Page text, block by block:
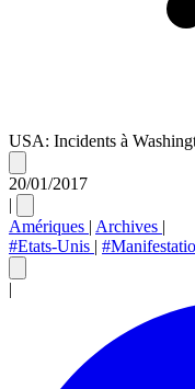
USA: Incidents à
20/01/2017
|
Amériques | Archives |
#Etats-Unis |
|